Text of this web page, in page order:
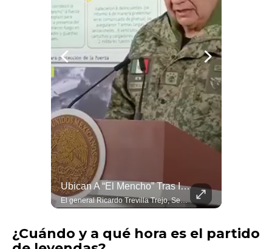
Ubican A “El Mencho” Tras Identificar A Una De Sus Parejas Sentimentales
El general Ricardo Trevilla Trejo, Secretario de la Defensa Nacional (SEDENA), informó en la "Mañanera" que trabajos de inteligencia militar permitieron identificar el 20 de febrero a una de las parejas sentimentales de Nemesio Oseguera Cervantes, alias “El Mencho”. Esta persona fue seguida hasta una instalación en Tapalpa, Jalisco, donde la mujer se reunió con el líder del Cártel Jalisco Nueva Generación (CJNG).
¿Cuándo y a qué hora es el partido